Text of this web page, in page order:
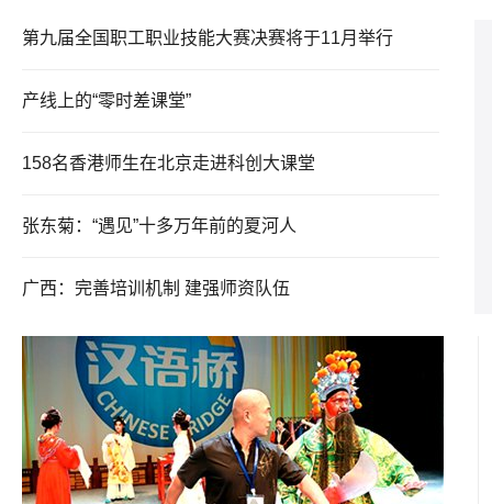
第九届全国职工职业技能大赛决赛将于11月举行
产线上的“零时差课堂”
158名香港师生在北京走进科创大课堂
张东菊：“遇见”十多万年前的夏河人
广西：完善培训机制 建强师资队伍